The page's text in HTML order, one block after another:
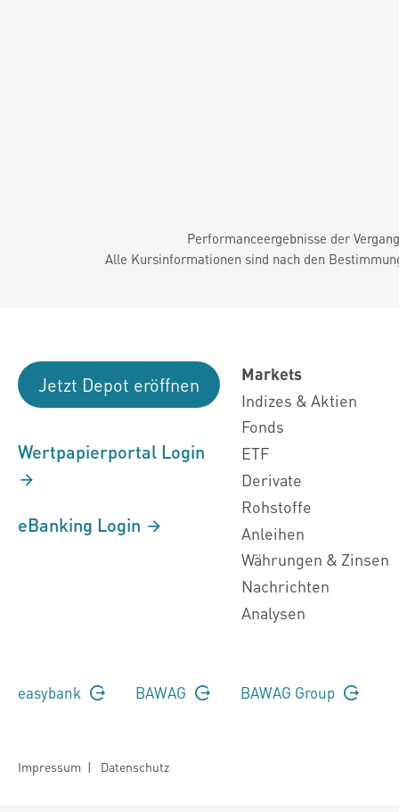
Performanceergebnisse der
Alle Kursinformationen sind nach den
Jetzt Depot eröffnen
Wertpapierportal Login
eBanking Login
Markets
Indizes & Aktien
Fonds
ETF
Derivate
Rohstoffe
Anleihen
Währungen & Zinsen
Nachrichten
Analysen
easybank BAWAG BAWAG Group
Impressum | Datenschutz